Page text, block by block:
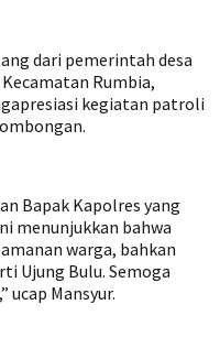
dari pemerintah desa
Rumbia,
kegiatan patroli
Bapak Kapolres yang
menunjukkan bahwa
warga, bahkan
Ujung Bulu. Semoga
Mansyur.